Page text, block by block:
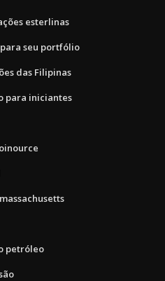
esterlinas
seu portfólio
das Filipinas
para iniciantes
petróleo